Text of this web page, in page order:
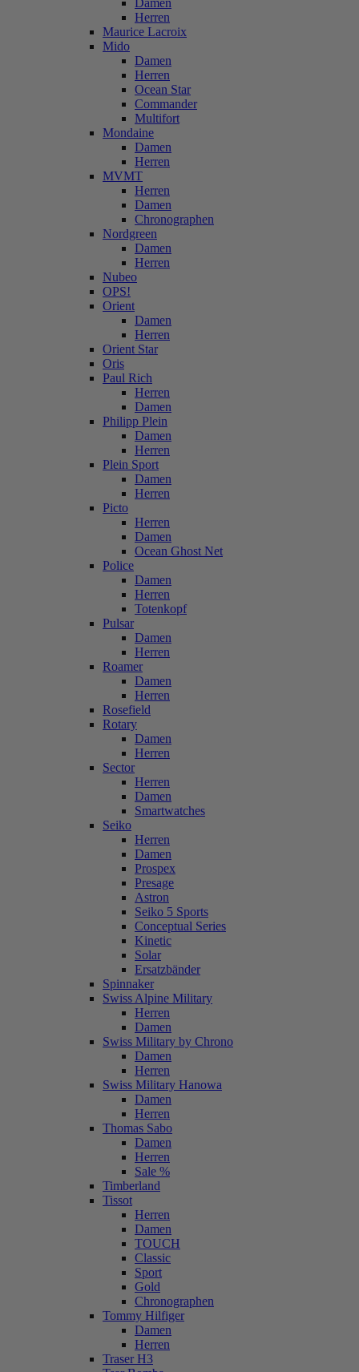
Damen
Herren
Maurice Lacroix
Mido
Damen
Herren
Ocean Star
Commander
Multifort
Mondaine
Damen
Herren
MVMT
Herren
Damen
Chronographen
Nordgreen
Damen
Herren
Nubeo
OPS!
Orient
Damen
Herren
Orient Star
Oris
Paul Rich
Herren
Damen
Philipp Plein
Damen
Herren
Plein Sport
Damen
Herren
Picto
Herren
Damen
Ocean Ghost Net
Police
Damen
Herren
Totenkopf
Pulsar
Damen
Herren
Roamer
Damen
Herren
Rosefield
Rotary
Damen
Herren
Sector
Herren
Damen
Smartwatches
Seiko
Herren
Damen
Prospex
Presage
Astron
Seiko 5 Sports
Conceptual Series
Kinetic
Solar
Ersatzbänder
Spinnaker
Swiss Alpine Military
Herren
Damen
Swiss Military by Chrono
Damen
Herren
Swiss Military Hanowa
Damen
Herren
Thomas Sabo
Damen
Herren
Sale %
Timberland
Tissot
Herren
Damen
TOUCH
Classic
Sport
Gold
Chronographen
Tommy Hilfiger
Damen
Herren
Traser H3